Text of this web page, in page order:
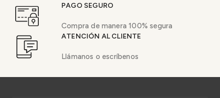
PAGO SEGURO
Compra de manera 100% segura
ATENCIÓN AL CLIENTE
Llámanos o escríbenos